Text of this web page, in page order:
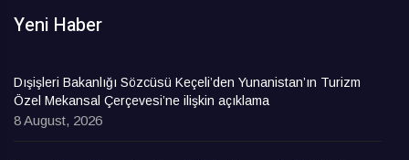
Yeni Haber
Dışişleri Bakanlığı Sözcüsü Keçeli’den Yunanistan’ın Turizm
Özel Mekansal Çerçevesi’ne ilişkin açıklama
8 August, 2026